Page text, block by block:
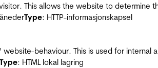
This allows the website to determine
Type: HTTP-informasjonskapsel
website-behaviour. This is used for internal
Type: HTML lokal lagring